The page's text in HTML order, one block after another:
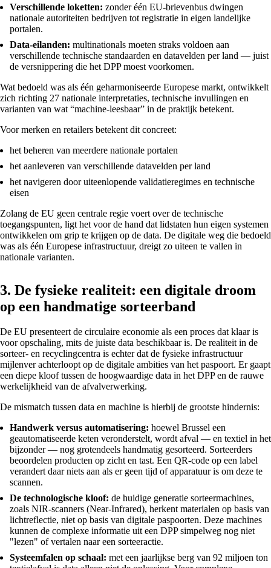
Verschillende loketten: zonder één EU‑brievenbus dwingen
nationale autoriteiten bedrijven tot registratie in eigen landelijke
portalen.
Data‑eilanden: multinationals moeten straks voldoen aan
verschillende technische standaarden en datavelden per land — juist
de versnippering die het DPP moest voorkomen.
Wat bedoeld was als één geharmoniseerde Europese markt, ontwikkelt
zich richting 27 nationale interpretaties, technische invullingen en
varianten van wat “machine‑leesbaar” in de praktijk betekent.
Voor merken en retailers betekent dit concreet:
het beheren van meerdere nationale portalen
het aanleveren van verschillende datavelden per land
het navigeren door uiteenlopende validatieregimes en technische
eisen
Zolang de EU geen centrale regie voert over de technische
toegangspunten, ligt het voor de hand dat lidstaten hun eigen systemen
ontwikkelen om grip te krijgen op de data. De digitale weg die bedoeld
was als één Europese infrastructuur, dreigt zo uiteen te vallen in
nationale varianten.
3. De fysieke realiteit: een digitale droom
op een handmatige sorteerband
De EU presenteert de circulaire economie als een proces dat klaar is
voor opschaling, mits de juiste data beschikbaar is. De realiteit in de
sorteer- en recyclingcentra is echter dat de fysieke infrastructuur
mijlenver achterloopt op de digitale ambities van het paspoort. Er gaapt
een diepe kloof tussen de hoogwaardige data in het DPP en de rauwe
werkelijkheid van de afvalverwerking.
De mismatch tussen data en machine is hierbij de grootste hindernis:
Handwerk versus automatisering: hoewel Brussel een
geautomatiseerde keten veronderstelt, wordt afval — en textiel in het
bijzonder — nog grotendeels handmatig gesorteerd. Sorteerders
beoordelen producten op zicht en tast. Een QR-code op een label
verandert daar niets aan als er geen tijd of apparatuur is om deze te
scannen.
De technologische kloof: de huidige generatie sorteermachines,
zoals NIR-scanners (Near-Infrared), herkent materialen op basis van
lichtreflectie, niet op basis van digitale paspoorten. Deze machines
kunnen de complexe informatie uit een DPP simpelweg nog niet
"lezen" of vertalen naar een sorteeractie.
Systeemfalen op schaal: met een jaarlijkse berg van 92 miljoen ton